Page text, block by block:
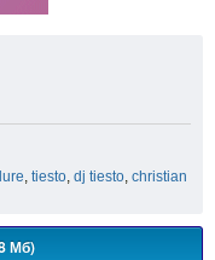
, tiesto, dj tiesto, christian
Мб)